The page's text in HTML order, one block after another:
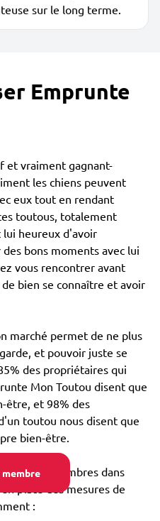
sur le long terme.
Emprunte
et vraiment gagnant-
les chiens peuvent
eux tout en rendant
toutous, totalement
heureux d'avoir
bons moments avec lui
vous rencontrer avant
bien se connaître et avoir
marché permet de ne plus
et pouvoir juste se
des propriétaires qui
Mon Toutou disent que
être, et 98% des
toutou nous disent que
bien-être.
de membres dans
place des mesures de
: